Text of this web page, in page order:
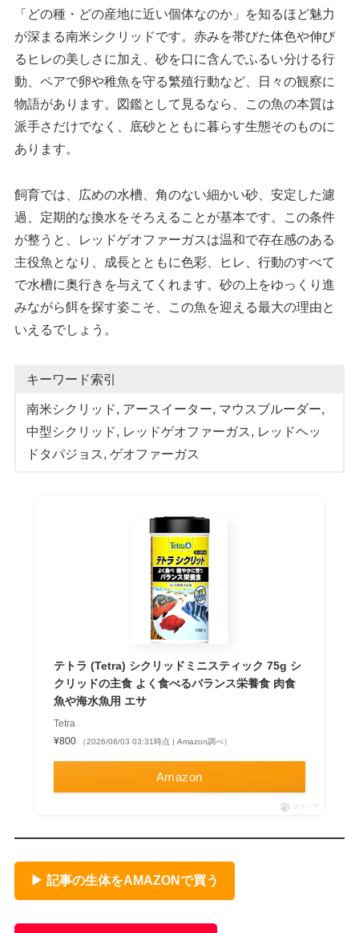
「どの種・どの産地に近い個体なのか」を知るほど魅力
が深まる南米シクリッドです。赤みを帯びた体色や伸び
るヒレの美しさに加え、砂を口に含んでふるい分ける行
動、ペアで卵や稚魚を守る繁殖行動など、日々の観察に
物語があります。図鑑として見るなら、この魚の本質は
派手さだけでなく、底砂とともに暮らす生態そのものに
あります。
飼育では、広めの水槽、角のない細かい砂、安定した濾
過、定期的な換水をそろえることが基本です。この条件
が整うと、レッドゲオファーガスは温和で存在感のある
主役魚となり、成長とともに色彩、ヒレ、行動のすべて
で水槽に奥行きを与えてくれます。砂の上をゆっくり進
みながら餌を探す姿こそ、この魚を迎える最大の理由と
いえるでしょう。
キーワード索引
南米シクリッド, アースイーター, マウスブルーダー
中型シクリッド, レッドゲオファーガス, レッドヘッ
ドタパジョス, ゲオファーガス
テトラ (Tetra) シクリッドミニスティック 75g シ
クリッドの主食 よく食べるバランス栄養食 肉食
魚や海水魚用 エサ
Tetra
¥800
（2026/08/03 03:31時点 | Amazon調べ）
Amazon
ポチップ
▶ 記事の生体をAMAZONで買う